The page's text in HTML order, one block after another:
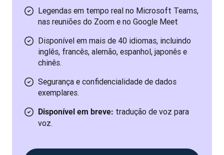
Legendas em tempo real no Microsoft Teams,
nas reuniões do Zoom e no Google Meet
Disponível em mais de 40 idiomas, incluindo
inglês, francês, alemão, espanhol, japonês e
chinês.
Segurança e confidencialidade de dados
exemplares.
Disponível em breve: tradução de voz para
voz.